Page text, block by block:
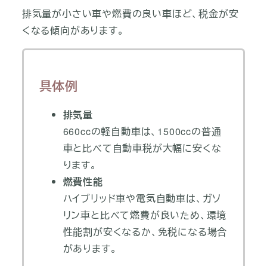
排気量が小さい車や燃費の良い車ほど、税金が安
くなる傾向があります。
具体例
排気量
660ccの軽自動車は、1500ccの普通
車と比べて自動車税が大幅に安くな
ります。
燃費性能
ハイブリッド車や電気自動車は、ガソ
リン車と比べて燃費が良いため、環境
性能割が安くなるか、免税になる場合
があります。